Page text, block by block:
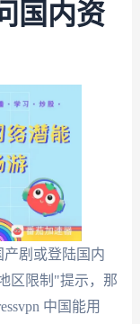
国内资
剧或登陆国内
区限制"提示，那
中国能用